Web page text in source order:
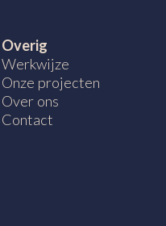
Overig
Werkwijze
Onze projecten
Over ons
Contact